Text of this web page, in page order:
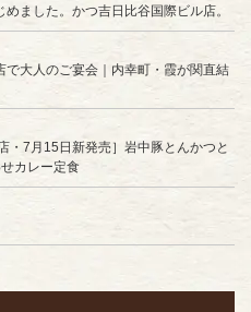
ました。かつ吉日比谷国際ビル店。
大人のご宴会｜内幸町・霞が関直結
・7月15日新発売］岩中豚とんかつと
カレー定食